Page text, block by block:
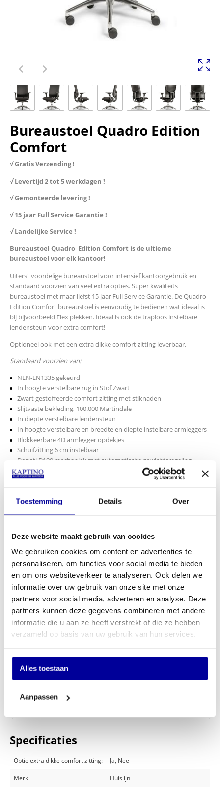
Toestemming Details Over
Deze website maakt gebruik van cookies
We gebruiken cookies om content en advertenties te
personaliseren, om functies voor social media te bieden
en om ons websiteverkeer te analyseren. Ook delen we
informatie over uw gebruik van onze site met onze
partners voor social media, adverteren en analyse. Deze
partners kunnen deze gegevens combineren met andere
informatie die u aan ze heeft verstrekt of die ze hebben
verzameld op basis van uw gebruik van hun services.
Alles toestaan
Aanpassen
Bureaustoel Quadro Edition
Comfort
√ Gratis Verzending !
√ Levertijd 2 tot 5 werkdagen !
√ Gemonteerde levering !
√ 15 jaar Full Service Garantie !
√ Landelijke Service !
Bureaustoel Quadro Edition Comfort is de ultieme
bureaustoel voor elk kantoor!
Uiterst voordelige bureaustoel voor intensief kantoorgebruik en
standaard voorzien van veel extra opties. Super kwaliteits
bureaustoel met maar liefst 15 jaar Full Service Garantie. De Quadro
Edition Comfort bureaustoel is eenvoudig te bedienen wat ideaal is
bij bijvoorbeeld Flex plekken. Ideaal is ook de traploos instelbare
lendensteun voor extra comfort!
Optioneel ook met een extra dikke comfort zitting leverbaar.
Standaard voorzien van:
NEN-EN1335 gekeurd
In hoogte verstelbare rug in Stof Zwart
Zwart gestoffeerde comfort zitting met stiknaden
Slijtvaste bekleding, 100.000 Martindale
In diepte verstelbare lendensteun
In hoogte verstelbare en breedte en diepte instelbare armleggers
Blokkeerbare 4D armlegger opdekjes
Schuifzitting 6 cm instelbaar
Donati D109 mechaniek met automatische gewichtsregeling
Aluminium gepolijst onderstel
Verchroomde gaslift 140 mm
15 jaar Full Service garantie!
Klik hier voor de gebruiksaanwijzing.
Klik hier voor de afmetingen
Optie extra dikke comfort zitting:
€459,00
In mijn winkelwagen
Specificaties
Optie extra dikke comfort zitting: Ja, Nee
Merk Huislijn